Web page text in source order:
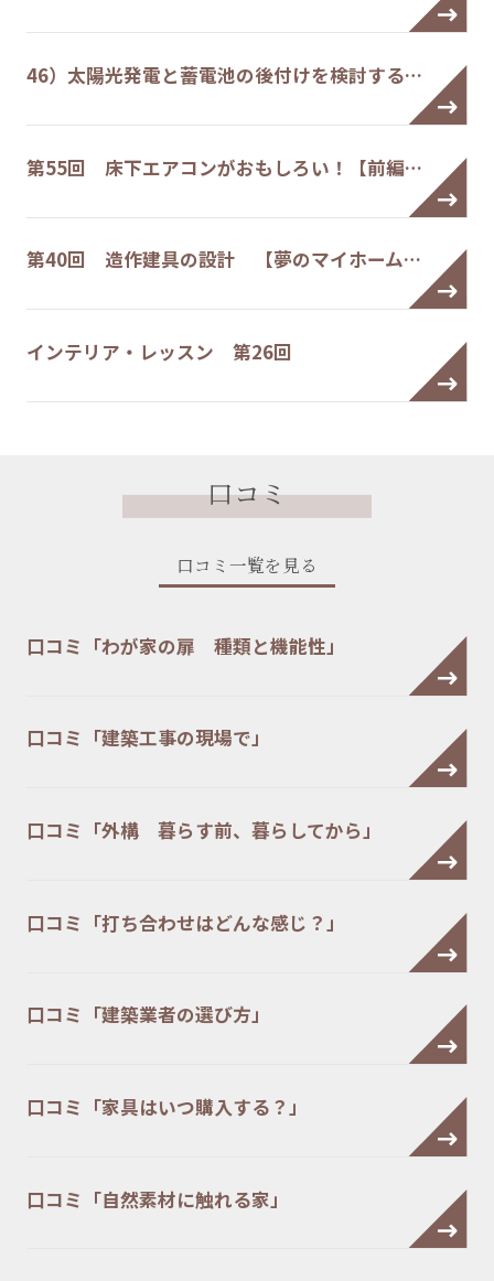
46）太陽光発電と蓄電池の後付けを検討する…
第55回 床下エアコンがおもしろい！【前編…
第40回 造作建具の設計 【夢のマイホーム…
インテリア・レッスン 第26回
口コミ
口コミ一覧を見る
口コミ「わが家の扉 種類と機能性」
口コミ「建築工事の現場で」
口コミ「外構 暮らす前、暮らしてから」
口コミ「打ち合わせはどんな感じ？」
口コミ「建築業者の選び方」
口コミ「家具はいつ購入する？」
口コミ「自然素材に触れる家」